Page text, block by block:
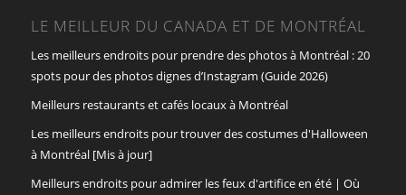
LE MEILLEUR DU CANADA ET DE MONTRÉAL
Les meilleurs endroits pour prendre des photos à Montréal : 20
spots pour des photos dignes d’Instagram (Guide 2026)
Meilleurs restaurants et cafés locaux à Montréal
Les meilleurs endroits pour trouver des costumes d'Halloween
à Montréal [Mis à jour]
Meilleurs endroits pour admirer les feux d'artifice en été | Où